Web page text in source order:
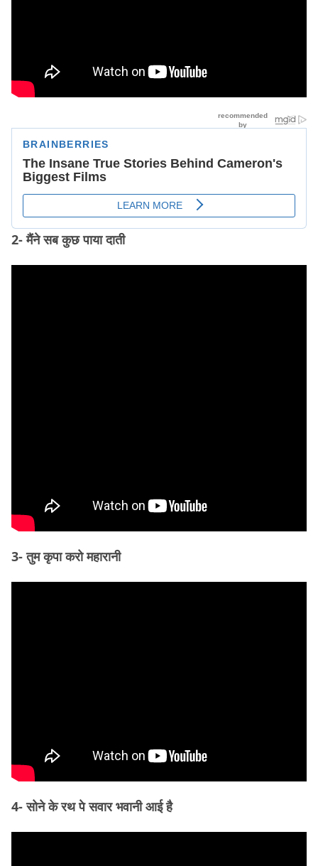
2- मैंने सब कुछ पाया दाती
3- तुम कृपा करो महारानी
4- सोने के रथ पे सवार भवानी आई है